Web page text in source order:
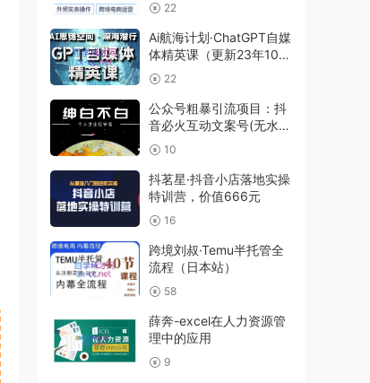
22
Ai航海计划·ChatGPT自媒
体精英课（更新23年10
月）
22
公众号粗暴引流项目：抖
音必火互动文案号(无水
印) 10
抖茗星·抖音小店落地实操
特训营，价值666元
16
跨境刘叔·Temu半托管全
流程（日本站）
58
薛奔-excel在人力资源管
理中的应用
9